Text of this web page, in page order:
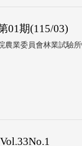
01期(115/03)
農業委員會林業試驗所